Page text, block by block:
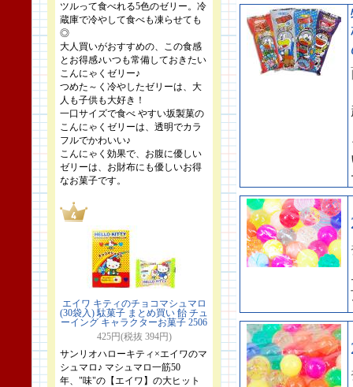
ツルって食べれる5色のゼリー。冷
蔵庫で冷やして食べも凍らせても
◎
大人買いがおすすめの、この食感
とお得感♪いつも常備しておきたい
こんにゃくゼリー♪
つめた～く冷やしたゼリーは、大
人も子供も大好き！
一口サイズで食べ やすい坂製菓の
こんにゃくゼリーは、透明でカラ
フルでかわいい♪
こんにゃく効果で、お腹に優しい
ゼリーは、お財布にも優しいお得
なお菓子です。
エイワ キティのチョコマシュマロ
(30袋入) 駄菓子 まとめ買い 飴 チュ
ーイング キャラクターお菓子 2506
425円(税抜 394円)
サンリオハローキティ×エイワのマ
シュマロ♪ マシュマロ一筋50
年、"味"の【エイワ】の大ヒット